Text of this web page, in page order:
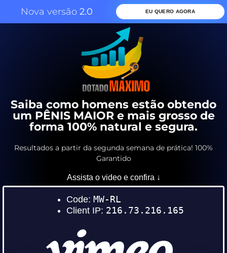
Nova versão 2.0 EU QUERO AGORA
Saiba como homens estão obtendo
um PÊNIS MAIOR e mais grosso de
forma 100% natural e segura.
Resultados a partir da segunda semana de prática! 100%
Garantido
Assista o video e confira ↓